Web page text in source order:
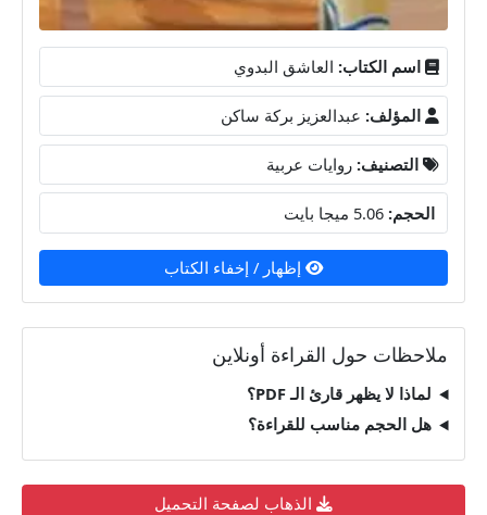
اسم الكتاب: العاشق البدوي
المؤلف: عبدالعزيز بركة ساكن
التصنيف: روايات عربية
الحجم:
إظهار / إخفاء الكتاب
ملاحظات حول القراءة أونلاين
لماذا لا يظهر قارئ الـ PDF؟
هل الحجم مناسب للقراءة؟
الذهاب لصفحة التحميل